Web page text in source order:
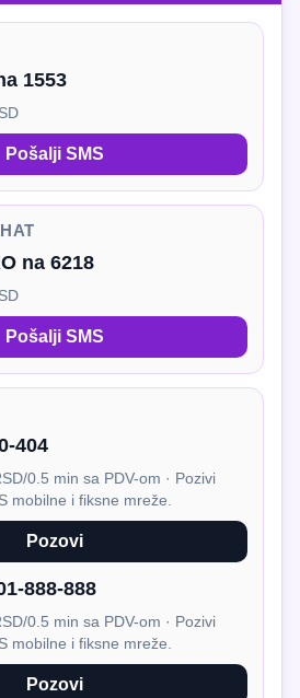
1553
Pošalji SMS
na 6218
Pošalji SMS
404
0.5 min sa PDV-om · Pozivi
mobilne i fiksne mreže.
Pozovi
888-888
0.5 min sa PDV-om · Pozivi
mobilne i fiksne mreže.
Pozovi